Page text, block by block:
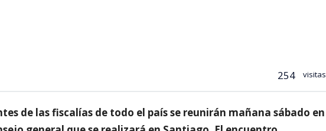
254 visitas
de las fiscalías de todo el país se reunirán mañana sábado en